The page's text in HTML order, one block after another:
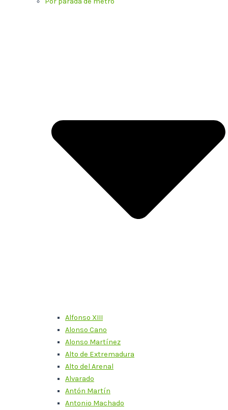
Alfonso XIII
Alonso Cano
Alonso Martínez
Alto de Extremadura
Alto del Arenal
Alvarado
Antón Martín
Antonio Machado